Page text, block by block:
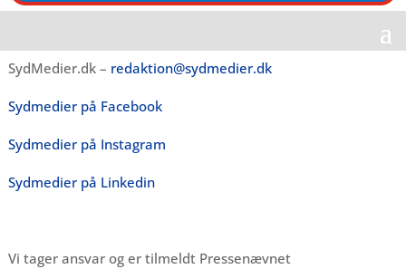
SydMedier.dk – redaktion@sydmedier.dk
Sydmedier på Facebook
Sydmedier på Instagram
Sydmedier på Linkedin
Vi tager ansvar og er tilmeldt Pressenævnet